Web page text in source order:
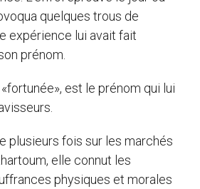
quelques trous de
expérience lui avait fait
prénom.
est le prénom qui lui
plusieurs fois sur les marchés
elle connut les
physiques et morales